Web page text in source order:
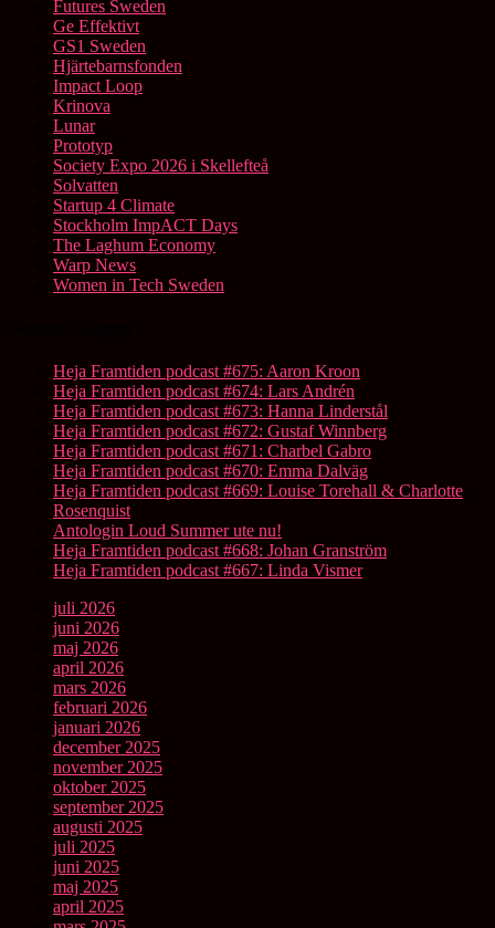
Futures Sweden
Ge Effektivt
GS1 Sweden
Hjärtebarnsfonden
Impact Loop
Krinova
Lunar
Prototyp
Society Expo 2026 i Skellefteå
Solvatten
Startup 4 Climate
Stockholm ImpACT Days
The Laghum Economy
Warp News
Women in Tech Sweden
Heja Framtiden podcast #675: Aaron Kroon
Heja Framtiden podcast #674: Lars Andrén
Heja Framtiden podcast #673: Hanna Linderstål
Heja Framtiden podcast #672: Gustaf Winnberg
Heja Framtiden podcast #671: Charbel Gabro
Heja Framtiden podcast #670: Emma Dalväg
Heja Framtiden podcast #669: Louise Torehall & Charlotte
Rosenquist
Antologin Loud Summer ute nu!
Heja Framtiden podcast #668: Johan Granström
Heja Framtiden podcast #667: Linda Vismer
juli 2026
juni 2026
maj 2026
april 2026
mars 2026
februari 2026
januari 2026
december 2025
november 2025
oktober 2025
september 2025
augusti 2025
juli 2025
juni 2025
maj 2025
april 2025